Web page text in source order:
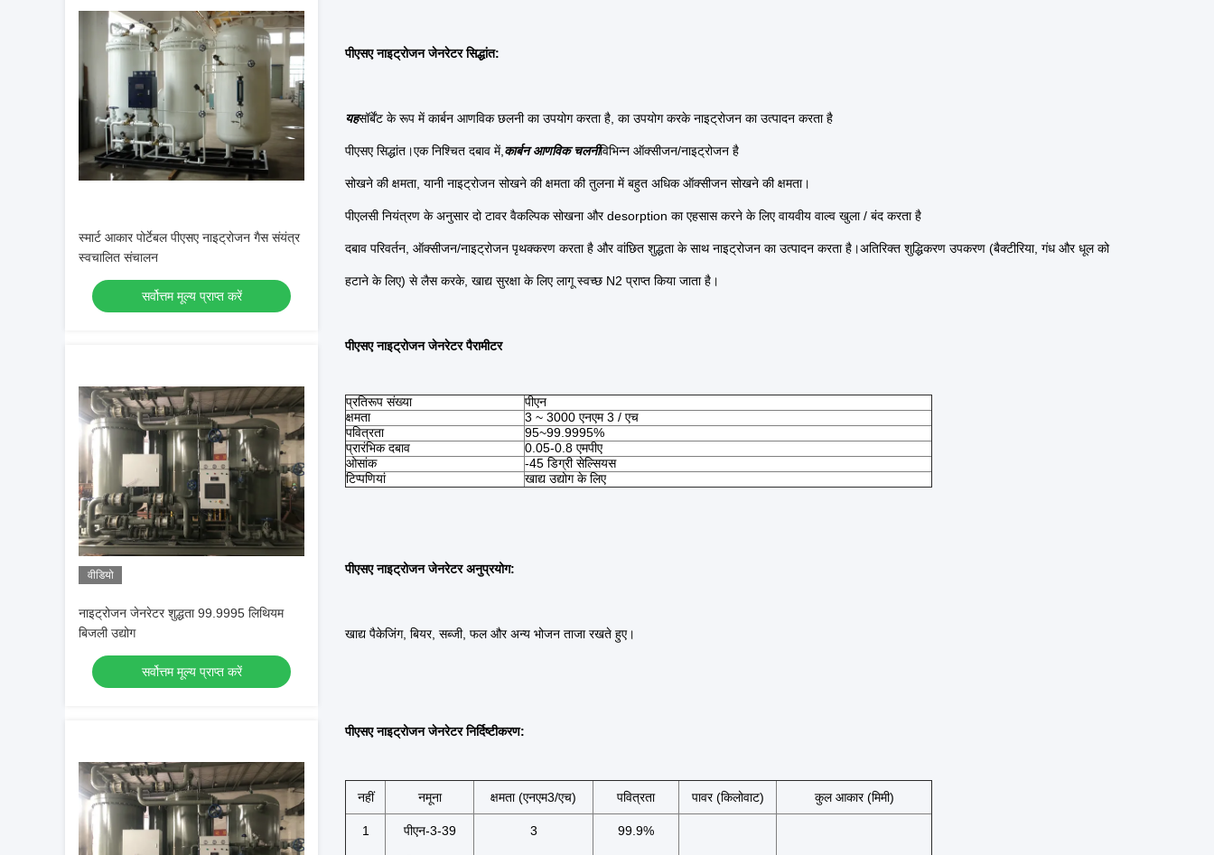
स्मार्ट आकार पोर्टेबल पीएसए नाइट्रोजन गैस संयंत्र
स्वचालित संचालन
सर्वोत्तम मूल्य प्राप्त करें
वीडियो
नाइट्रोजन जेनरेटर शुद्धता 99.9995 लिथियम
बिजली उद्योग
सर्वोत्तम मूल्य प्राप्त करें
पीएसए नाइट्रोजन जेनरेटर सिद्धांत:
यहसॉर्बेंट के रूप में कार्बन आणविक छलनी का उपयोग करता है, का उपयोग करके नाइट्रोजन का उत्पादन करता है
पीएसए सिद्धांत।एक निश्चित दबाव में, कार्बन आणविक चलनीविभिन्न ऑक्सीजन/नाइट्रोजन है
सोखने की क्षमता, यानी नाइट्रोजन सोखने की क्षमता की तुलना में बहुत अधिक ऑक्सीजन सोखने की क्षमता।
पीएलसी नियंत्रण के अनुसार दो टावर वैकल्पिक सोखना और desorption का एहसास करने के लिए वायवीय वाल्व खुला / बंद करता है
दबाव परिवर्तन, ऑक्सीजन/नाइट्रोजन पृथक्करण करता है और वांछित शुद्धता के साथ नाइट्रोजन का उत्पादन करता है।अतिरिक्त शुद्धिकरण उपकरण (बैक्टीरिया, गंध और धूल को
हटाने के लिए) से लैस करके, खाद्य सुरक्षा के लिए लागू स्वच्छ N2 प्राप्त किया जाता है।
पीएसए नाइट्रोजन जेनरेटर पैरामीटर
प्रतिरूप संख्या
पीएन
क्षमता
3 ~ 3000 एनएम 3 / एच
पवित्रता
95~99.9995%
प्रारंभिक दबाव
0.05-0.8 एमपीए
ओसांक
-45 डिग्री सेल्सियस
टिप्पणियां
खाद्य उद्योग के लिए
पीएसए नाइट्रोजन जेनरेटर अनुप्रयोग:
खाद्य पैकेजिंग, बियर, सब्जी, फल और अन्य भोजन ताजा रखते हुए।
पीएसए नाइट्रोजन जेनरेटर निर्दिष्टीकरण:
नहीं नमूना क्षमता (एनएम3/एच) पवित्रता पावर (किलोवाट) कुल आकार (मिमी)
1 पीएन-3-39 3 99.9%